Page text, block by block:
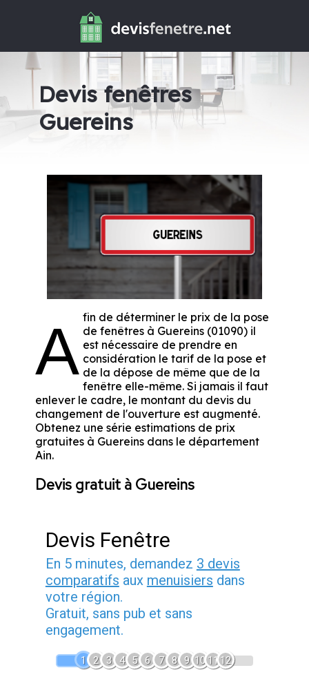
Devis fenêtres
Guereins
A fin de déterminer le prix de la pose
de fenêtres à Guereins (01090) il
est nécessaire de prendre en
considération le tarif de la pose et
de la dépose de même que de la
fenêtre elle-même. Si jamais il faut
enlever le cadre, le montant du devis du
changement de l'ouverture est augmenté.
Obtenez une série estimations de prix
gratuites à Guereins dans le département
Ain.
Devis gratuit à Guereins
Devis Fenêtre
En 5 minutes, demandez 3 devis
comparatifs aux menuisiers dans
votre région.
Gratuit, sans pub et sans
engagement.
1 2 3 4 5 6 7 8 9 1011 12